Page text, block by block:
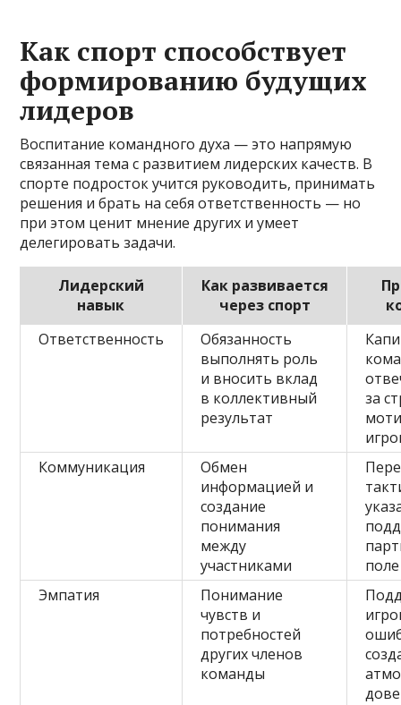
Как спорт способствует
формированию будущих
лидеров
Воспитание командного духа — это напрямую
связанная тема с развитием лидерских качеств. В
спорте подросток учится руководить, принимать
решения и брать на себя ответственность — но
при этом ценит мнение других и умеет
делегировать задачи.
Лидерский
навык
Как развивается
через спорт
Ответственность
Обязанность
выполнять роль
и вносить вклад
в коллективный
результат
за
Коммуникация
Обмен
информацией и
создание
понимания
между
участниками
поле
Эмпатия
Понимание
чувств и
потребностей
других членов
команды